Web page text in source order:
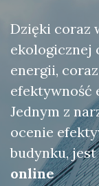
Dzięki coraz
ekologicznej
energii,
efektywność
Jednym z
ocenie
budynku, jest
online